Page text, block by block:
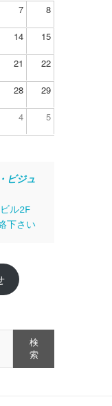
7 8
14 15
21 22
28 29
4 5
ビジュ
ル2F
下さい
検
索